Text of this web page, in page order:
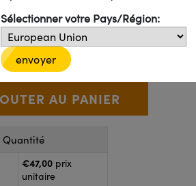
370 20+ In Stock D’autres
Use the plus and minus buttons to
+ €47,00
Quantité
€47,00 prix
unitaire
Sélectionner votre Pays/Région:
envoyer